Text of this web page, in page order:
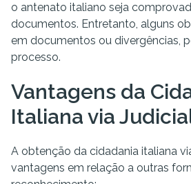
o antenato italiano seja
documentos. Entretanto, alguns
em documentos ou divergências,
processo.
Vantagens da
Italiana via
A obtenção da cidadania italiana
vantagens em relação a outras